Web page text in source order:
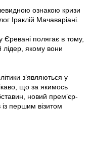
ознакою кризи
Іраклій Мачаваріані.
у Єревані полягає в тому,
лідер, якому вони
з’являються у
що за якимось
новий прем’єр-
iз першим візитом